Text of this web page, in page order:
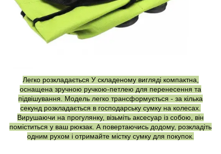
Легко розкладається У складеному вигляді компактна,
оснащена зручною ручкою-петлею для перенесення та
підвішування. Модель легко трансформується - за кілька
секунд розкладається в господарську сумку на колесах.
Вирушаючи на прогулянку, візьміть аксесуар із собою, він
поміститься у ваш рюкзак. А повертаючись додому, розкладіть
одним рухом і отримайте містку сумку для покупок.